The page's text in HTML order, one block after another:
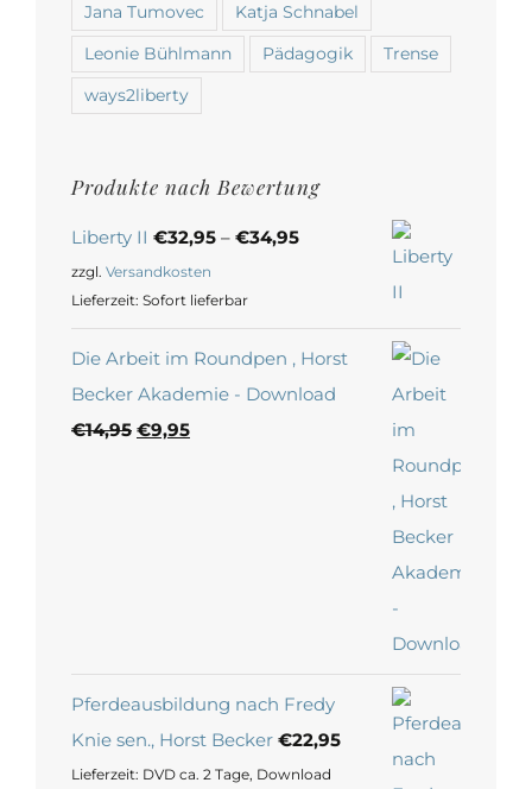
Jana Tumovec Katja Schnabel
Leonie Bühlmann Pädagogik Trense
ways2liberty
Produkte nach Bewertung
Liberty II €32,95 – €34,95
zzgl. Versandkosten
Lieferzeit: Sofort lieferbar
Die Arbeit im Roundpen , Horst
Becker Akademie - Download
€14,95 Ursprünglicher
€9,95Aktueller
Pferdeausbildung nach Fredy
Knie sen., Horst Becker €22,95
Lieferzeit: DVD ca. 2 Tage, Download